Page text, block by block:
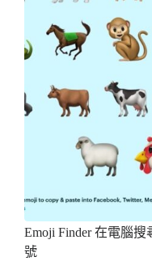
Emoji Finder 在電腦
號